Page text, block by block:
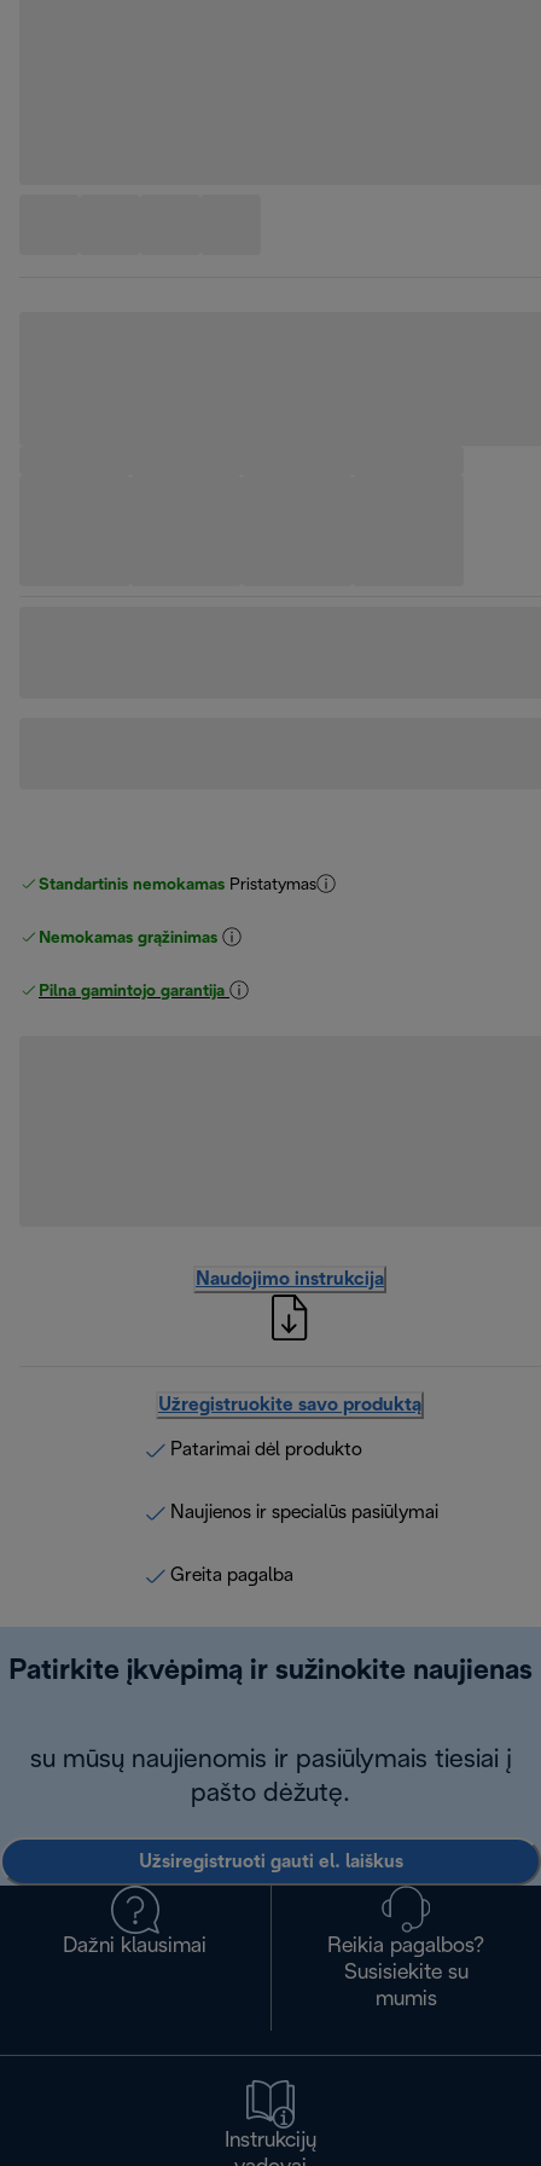
Standartinis nemokamas Pristatymas
Nemokamas grąžinimas
Pilna gamintojo garantija
Naudojimo instrukcija
Užregistruokite savo produktą
Patarimai dėl produkto
Naujienos ir specialūs pasiūlymai
Greita pagalba
Patirkite įkvėpimą ir sužinokite naujienas
su mūsų naujienomis ir pasiūlymais tiesiai į
pašto dėžutę.
Užsiregistruoti gauti el. laiškus
Dažni klausimai
Reikia pagalbos?
Susisiekite su
mumis
Instrukcijų